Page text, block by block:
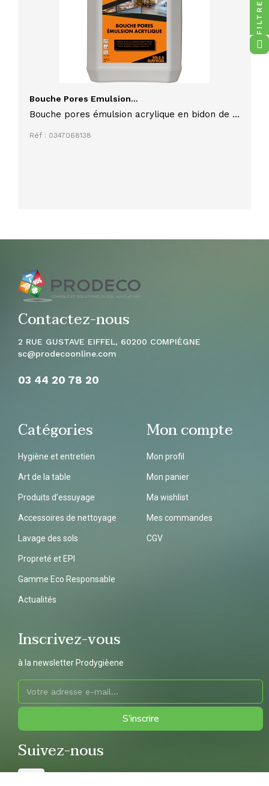
Bouche Pores Emulsion...
Bouche pores émulsion acrylique en bidon de 5
colmatage de tout revêtement plastique et
Réf : 0347068138
Contactez-nous
2 RUE GUSTAVE EIFFEL, 60200 COMPIÈGNE
sc@prodecoonline.com
03 44 20 78 20
Catégories
Hygiène et entretien
Art de la table
Produits d’essuyage
Accessoires de nettoyage
Lavage des sols
Propreté et EPI
Gamme Eco Responsable
Actualités
Mon compte
Mon profil
Mon panier
Ma wishlist
Mes commandes
CGV
Inscrivez-vous
à la newsletter Prodygièene
S’inscrire
Suivez-nous
FILTRES